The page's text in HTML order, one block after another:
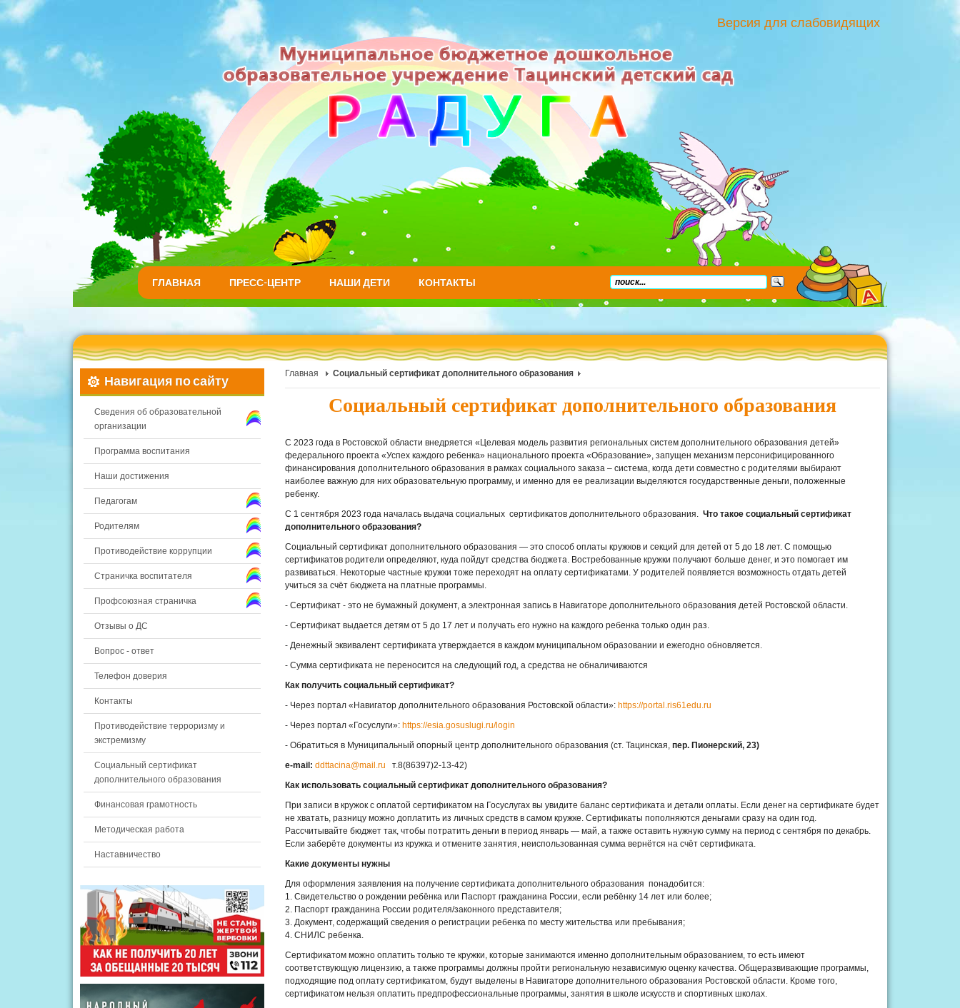
Версия для слабовидящих
ГЛАВНАЯ ПРЕСС-ЦЕНТР НАШИ ДЕТИ КОНТАКТЫ
Главная Социальный сертификат дополнительного образования
Социальный сертификат дополнительного образования
С 2023 года в Ростовской области внедряется «Целевая модель развития региональных систем дополнительного образования детей»
федерального проекта «Успех каждого ребенка» национального проекта «Образование», запущен механизм персонифицированного
финансирования дополнительного образования в рамках социального заказа – система, когда дети совместно с родителями выбирают
наиболее важную для них образовательную программу, и именно для ее реализации выделяются государственные деньги, положенные
ребенку.
С 1 сентября 2023 года началась выдача социальных сертификатов дополнительного образования. Что такое социальный сертификат
дополнительного образования?
Социальный сертификат дополнительного образования — это способ оплаты кружков и секций для детей от 5 до 18 лет. С помощью
сертификатов родители определяют, куда пойдут средства бюджета. Востребованные кружки получают больше денег, и это помогает им
развиваться. Некоторые частные кружки тоже переходят на оплату сертификатами. У родителей появляется возможность отдать детей
учиться за счёт бюджета на платные программы.
- Сертификат - это не бумажный документ, а электронная запись в Навигаторе дополнительного образования детей Ростовской области.
- Сертификат выдается детям от 5 до 17 лет и получать его нужно на каждого ребенка только один раз.
- Денежный эквивалент сертификата утверждается в каждом муниципальном образовании и ежегодно обновляется.
- Сумма сертификата не переносится на следующий год, а средства не обналичиваются
Как получить социальный сертификат?
- Через портал «Навигатор дополнительного образования Ростовской области»: https://portal.ris61edu.ru
- Через портал «Госуслуги»: https://esia.gosuslugi.ru/login
- Обратиться в Муниципальный опорный центр дополнительного образования (ст. Тацинская,пер. Пионерский, 23)
e-mail:ddttacina@mail.ru т.8(86397)2-13-42)
Как использовать социальный сертификат дополнительного образования?
При записи в кружок с оплатой сертификатом на Госуслугах вы увидите баланс сертификата и детали оплаты. Если денег на сертификате будет
не хватать, разницу можно доплатить из личных средств в самом кружке. Сертификаты пополняются деньгами сразу на один год.
Рассчитывайте бюджет так, чтобы потратить деньги в период январь — май, а также оставить нужную сумму на период с сентября по декабрь.
Если заберёте документы из кружка и отмените занятия, неиспользованная сумма вернётся на счёт сертификата.
Какие документы нужны
Для оформления заявления на получение сертификата дополнительного образования понадобится:
1. Свидетельство о рождении ребёнка или Паспорт гражданина России, если ребёнку 14 лет или более;
2. Паспорт гражданина России родителя/законного представителя;
3. Документ, содержащий сведения о регистрации ребенка по месту жительства или пребывания;
4. СНИЛС ребенка.
Сертификатом можно оплатить только те кружки, которые занимаются именно дополнительным образованием, то есть имеют
соответствующую лицензию, а также программы должны пройти региональную независимую оценку качества. Общеразвивающие программы,
подходящие под оплату сертификатом, будут выделены в Навигаторе дополнительного образования Ростовской области. Кроме того,
сертификатом нельзя оплатить предпрофессиональные программы, занятия в школе искусств и спортивных школах.
Навигация по сайту
Сведения об образовательной
организации
Программа воспитания
Наши достижения
Педагогам
Родителям
Противодействие коррупции
Страничка воспитателя
Профсоюзная страничка
Отзывы о ДС
Вопрос - ответ
Телефон доверия
Контакты
Противодействие терроризму и
экстремизму
Социальный сертификат
дополнительного образования
Финансовая грамотность
Методическая работа
Наставничество